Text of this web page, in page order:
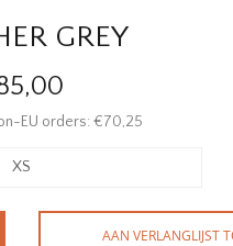
GREY
EU orders: €70,25
XS
AAN VERLANGLIJST